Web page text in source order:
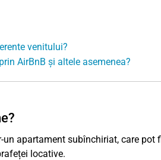
venitului?
AirBnB și altele asemenea?
apartament subînchiriat, care pot
locative.